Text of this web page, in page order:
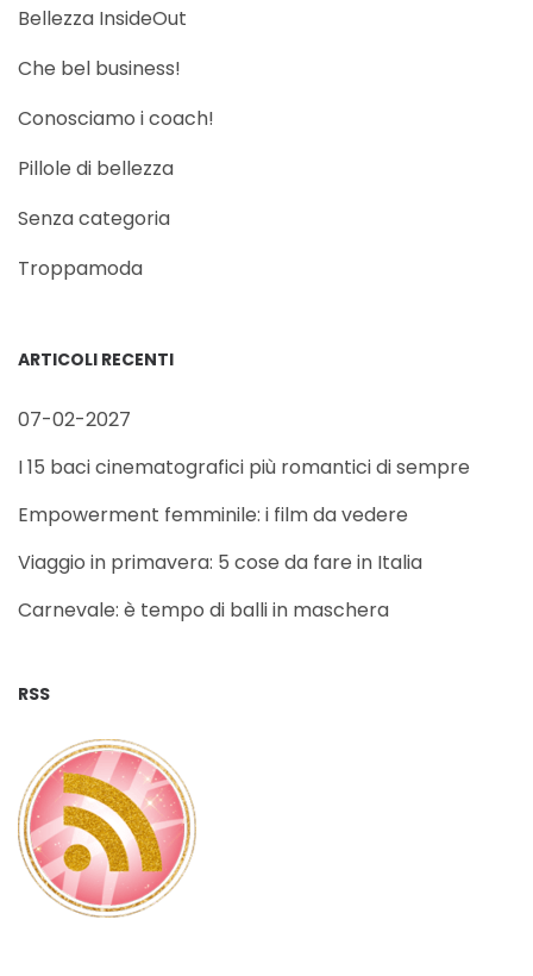
Bellezza InsideOut
Che bel business!
Conosciamo i coach!
Pillole di bellezza
Senza categoria
Troppamoda
ARTICOLI RECENTI
07-02-2027
I 15 baci cinematografici più romantici di sempre
Empowerment femminile: i film da vedere
Viaggio in primavera: 5 cose da fare in Italia
Carnevale: è tempo di balli in maschera
RSS